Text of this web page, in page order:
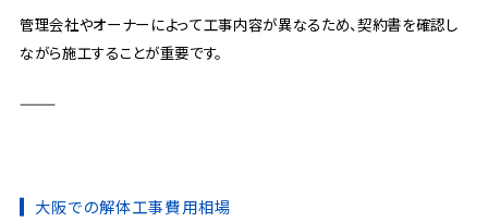
管理会社やオーナーによって工事内容が異なるため、契約書を確認し
ながら施工することが重要です。
⸻
大阪での解体工事費用相場